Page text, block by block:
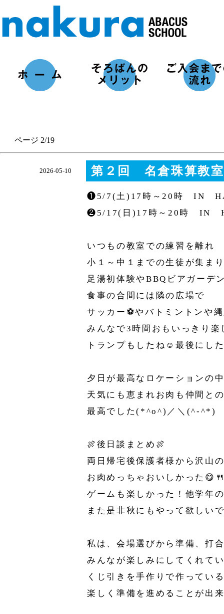
ページ 2/19
2026-05-10 第２回 名倉珠算教
❶5/7(土)17時～20時 IN
❷5/17(日)17時～20時 IN
いつもの教室での練習を離れ
小１～中１までの生徒が集ま
足湯初体験やBBQビアガーデ
食事の合間には隣の広場で
サッカー⚽️やバトミントンや
みんなで3時間おもいっきり楽
トランプもしたね☺最後にし
夕日が最高なロケーションの
天気にも恵まれお肉も仲間と
最高でした(*^o^)／＼(^-^*)
🍖後日談まとめ🍖
両日帰宅後保護者様から沢山
お肉めっちゃおいしかった
ゲームも楽しかった！他学年
また是非秋にもやって欲しい
私は、会場選びから準備、打
みんなが楽しみにしてくれて
くじ引きを手作りで作ってい
楽しく準備を進めることが出